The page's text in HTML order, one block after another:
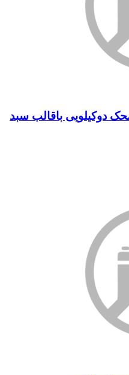
دوکیلویی باقالب سبد